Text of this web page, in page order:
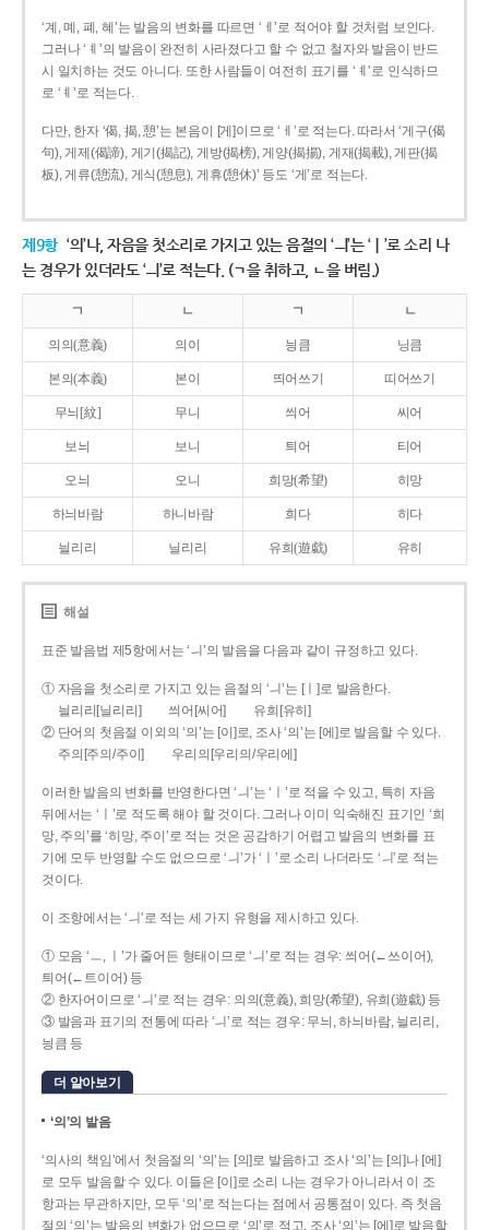
‘계, 몌, 폐, 혜’는 발음의 변화를 따르면 ‘ㅔ’로 적어야 할 것처럼 보인다.
그러나 ‘ㅖ’의 발음이 완전히 사라졌다고 할 수 없고 철자와 발음이 반드
시 일치하는 것도 아니다. 또한 사람들이 여전히 표기를 ‘ㅖ’로 인식하므
로 ‘ㅖ’로 적는다.
다만, 한자 ‘偈, 揭, 憩’는 본음이 [게]이므로 ‘ㅔ’로 적는다. 따라서 ‘게구(偈
句), 게제(偈諦), 게기(揭記), 게방(揭榜), 게양(揭揚), 게재(揭載), 게판(揭
板), 게류(憩流), 게식(憩息), 게휴(憩休)’ 등도 ‘게’로 적는다.
제9항 ‘의’나, 자음을 첫소리로 가지고 있는 음절의 ‘ㅢ’는 ‘ㅣ’로 소리 나
는 경우가 있더라도 ‘ㅢ’로 적는다. (ㄱ을 취하고, ㄴ을 버림.)
ㄱ ㄴ ㄱ ㄴ
의의(意義) 의이 닁큼 닝큼
본의(本義) 본이 띄어쓰기 띠어쓰기
무늬[紋] 무니 씌어 씨어
보늬 보니 틔어 티어
오늬 오니 희망(希望) 히망
하늬바람 하니바람 희다 히다
늴리리 닐리리 유희(遊戱) 유히
해설
표준 발음법 제5항에서는 ‘ㅢ’의 발음을 다음과 같이 규정하고 있다.
① 자음을 첫소리로 가지고 있는 음절의 ‘ㅢ’는 [ㅣ]로 발음한다.
늴리리[닐리리]
씌어[씨어]
유희[유히]
② 단어의 첫음절 이외의 ‘의’는 [이]로, 조사 ‘의’는 [에]로 발음할 수 있다.
주의[주의/주이]
우리의[우리의/우리에]
이러한 발음의 변화를 반영한다면 ‘ㅢ’는 ‘ㅣ’로 적을 수 있고, 특히 자음
뒤에서는 ‘ㅣ’로 적도록 해야 할 것이다. 그러나 이미 익숙해진 표기인 ‘희
망, 주의’를 ‘히망, 주이’로 적는 것은 공감하기 어렵고 발음의 변화를 표
기에 모두 반영할 수도 없으므로 ‘ㅢ’가 ‘ㅣ’로 소리 나더라도 ‘ㅢ’로 적는
것이다.
이 조항에서는 ‘ㅢ’로 적는 세 가지 유형을 제시하고 있다.
① 모음 ‘ㅡ, ㅣ’가 줄어든 형태이므로 ‘ㅢ’로 적는 경우: 씌어(←쓰이어),
틔어(←트이어) 등
② 한자어이므로 ‘ㅢ’로 적는 경우: 의의(意義), 희망(希望), 유희(遊戱) 등
③ 발음과 표기의 전통에 따라 ‘ㅢ’로 적는 경우: 무늬, 하늬바람, 늴리리,
닁큼 등
더 알아보기
‘의’의 발음
‘의사의 책임’에서 첫음절의 ‘의’는 [의]로 발음하고 조사 ‘의’는 [의]나 [에]
로 모두 발음할 수 있다. 이들은 [이]로 소리 나는 경우가 아니라서 이 조
항과는 무관하지만, 모두 ‘의’로 적는다는 점에서 공통점이 있다. 즉 첫음
절의 ‘의’는 발음의 변화가 없으므로 ‘의’로 적고, 조사 ‘의’는 [에]로 발음할